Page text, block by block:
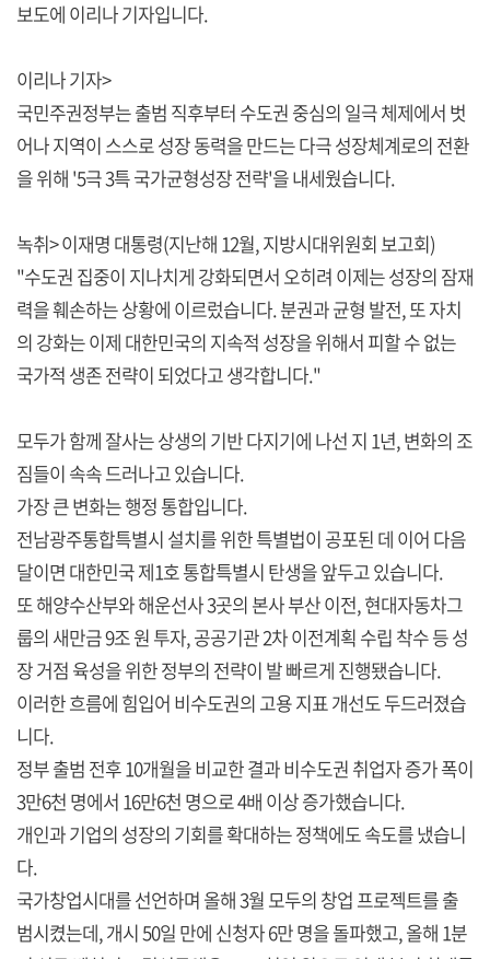
보도에 이리나 기자입니다.
이리나 기자>
국민주권정부는 출범 직후부터 수도권 중심의 일극 체제에서 벗
어나 지역이 스스로 성장 동력을 만드는 다극 성장체계로의 전환
을 위해 '5극 3특 국가균형성장 전략'을 내세웠습니다.
녹취> 이재명 대통령(지난해 12월, 지방시대위원회 보고회)
"수도권 집중이 지나치게 강화되면서 오히려 이제는 성장의 잠재
력을 훼손하는 상황에 이르렀습니다. 분권과 균형 발전, 또 자치
의 강화는 이제 대한민국의 지속적 성장을 위해서 피할 수 없는
국가적 생존 전략이 되었다고 생각합니다."
모두가 함께 잘사는 상생의 기반 다지기에 나선 지 1년, 변화의 조
짐들이 속속 드러나고 있습니다.
가장 큰 변화는 행정 통합입니다.
전남광주통합특별시 설치를 위한 특별법이 공포된 데 이어 다음
달이면 대한민국 제1호 통합특별시 탄생을 앞두고 있습니다.
또 해양수산부와 해운선사 3곳의 본사 부산 이전, 현대자동차그
룹의 새만금 9조 원 투자, 공공기관 2차 이전계획 수립 착수 등 성
장 거점 육성을 위한 정부의 전략이 발 빠르게 진행됐습니다.
이러한 흐름에 힘입어 비수도권의 고용 지표 개선도 두드러졌습
니다.
정부 출범 전후 10개월을 비교한 결과 비수도권 취업자 증가 폭이
3만6천 명에서 16만6천 명으로 4배 이상 증가했습니다.
개인과 기업의 성장의 기회를 확대하는 정책에도 속도를 냈습니
다.
국가창업시대를 선언하며 올해 3월 모두의 창업 프로젝트를 출
범시켰는데, 개시 50일 만에 신청자 6만 명을 돌파했고, 올해 1분